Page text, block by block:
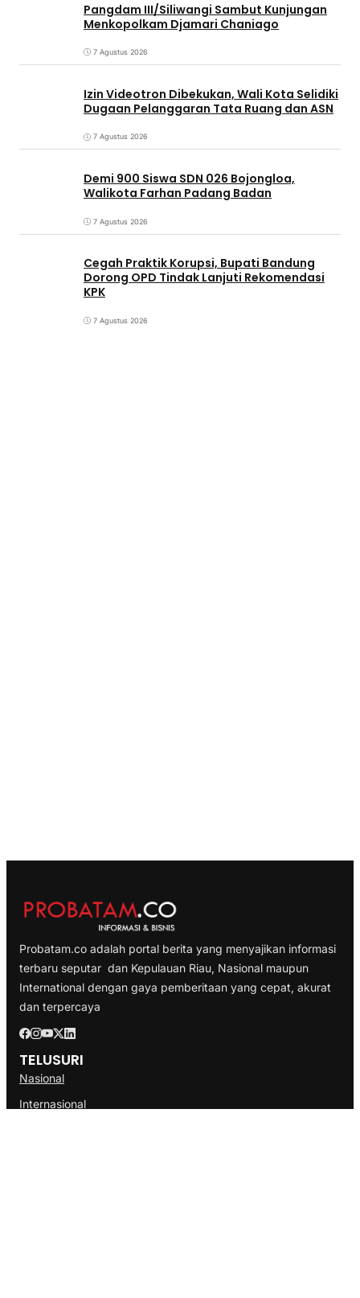
Pangdam III/Siliwangi Sambut Kunjungan
Menkopolkam Djamari Chaniago
7 Agustus 2026
Izin Videotron Dibekukan, Wali Kota Selidiki
Dugaan Pelanggaran Tata Ruang dan ASN
7 Agustus 2026
Demi 900 Siswa SDN 026 Bojongloa,
Walikota Farhan Padang Badan
7 Agustus 2026
Cegah Praktik Korupsi, Bupati Bandung
Dorong OPD Tindak Lanjuti Rekomendasi
KPK
7 Agustus 2026
Probatam.co adalah portal berita yang menyajikan informasi
terbaru seputar dan Kepulauan Riau, Nasional maupun
International dengan gaya pemberitaan yang cepat, akurat
dan terpercaya
TELUSURI
Nasional
Internasional